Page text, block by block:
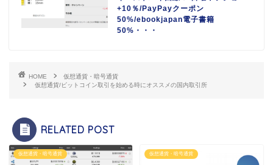
+10％/PayPayクーポン
50%/ebookjapan電子書籍
50%・・・
HOME
仮想通貨・暗号通貨
仮想通貨/ビットコイン取引を始める時にオススメの国内取引所
RELATED POST
仮想通貨・暗号通貨 仮想通貨・暗号通貨